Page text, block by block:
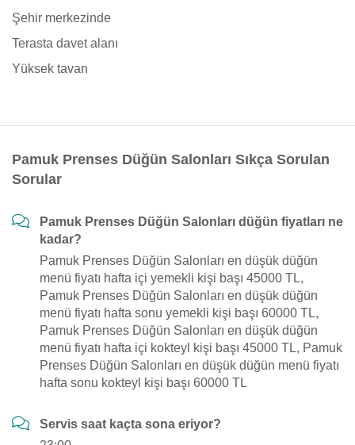
Şehir merkezinde
Terasta davet alanı
Yüksek tavan
Pamuk Prenses Düğün Salonları Sıkça Sorulan
Sorular
Pamuk Prenses Düğün Salonları düğün fiyatları ne
kadar?
Pamuk Prenses Düğün Salonları en düşük düğün
menü fiyatı hafta içi yemekli kişi başı 45000 TL,
Pamuk Prenses Düğün Salonları en düşük düğün
menü fiyatı hafta sonu yemekli kişi başı 60000 TL,
Pamuk Prenses Düğün Salonları en düşük düğün
menü fiyatı hafta içi kokteyl kişi başı 45000 TL, Pamuk
Prenses Düğün Salonları en düşük düğün menü fiyatı
hafta sonu kokteyl kişi başı 60000 TL
Servis saat kaçta sona eriyor?